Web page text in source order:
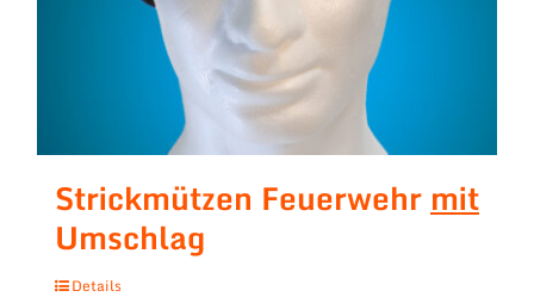
Strickmützen Feuerwehr mit
Umschlag
Details